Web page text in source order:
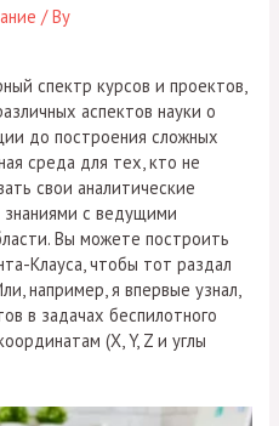
/ By
спектр курсов и проектов,
аспектов науки о
до построения сложных
среда для тех, кто не
свои аналитические
знаниями с ведущими
Вы можете построить
Клауса, чтобы тот раздал
например, я впервые узнал,
в задачах беспилотного
(Х, Y, Z и углы